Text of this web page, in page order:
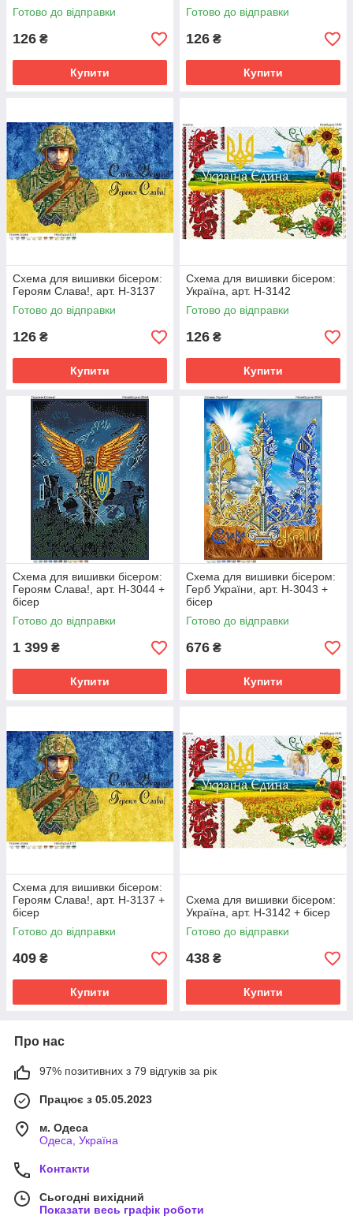
Готово до відправки
126 ₴
Купити
Готово до відправки
126 ₴
Купити
Схема для вишивки бісером:
Героям Слава!, арт. Н-3137
Готово до відправки
126 ₴
Купити
Схема для вишивки бісером:
Україна, арт. Н-3142
Готово до відправки
126 ₴
Купити
Схема для вишивки бісером:
Героям Слава!, арт. Н-3044 +
бісер
Готово до відправки
1 399 ₴
Купити
Схема для вишивки бісером:
Герб України, арт. Н-3043 +
бісер
Готово до відправки
676 ₴
Купити
Схема для вишивки бісером:
Героям Слава!, арт. Н-3137 +
бісер
Готово до відправки
409 ₴
Купити
Схема для вишивки бісером:
Україна, арт. Н-3142 + бісер
Готово до відправки
438 ₴
Купити
Про нас
97% позитивних з 79 відгуків за рік
Працює з 05.05.2023
м. Одеса
Одеса, Україна
Контакти
Сьогодні вихідний
Показати весь графік роботи